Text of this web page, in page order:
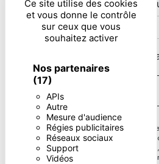
Ce site utilise des cookies
et vous donne le contrôle
sur ceux que vous
souhaitez activer
Nos partenaires
(17)
APIs
Autre
Mesure d'audience
Régies publicitaires
Réseaux sociaux
Support
Vidéos
Combien font deux
En cochant cette
** Les données
le seul but de répondre à
de portabilité, de
sort de vos données